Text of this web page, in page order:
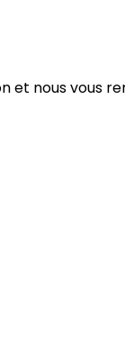
et nous vous